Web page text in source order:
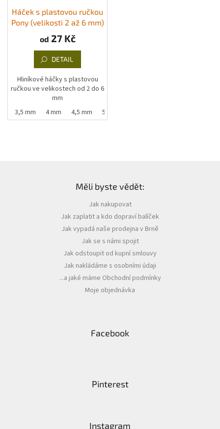
Háček s plastovou ručkou
Pony (velikosti 2 až 6 mm)
od 27 Kč
DETAIL
Hliníkové háčky s plastovou
ručkou ve velikostech od 2 do 6
mm
3,5 mm 4 mm 4,5 mm 5 mm
Měli byste vědět:
Jak nakupovat
Jak zaplatit a kdo dopraví balíček
Jak vypadá naše prodejna v Brně
Jak se s námi spojit
Jak odstoupit od kupní smlouvy
Jak nakládáme s osobními údaji
...a jaké máme Obchodní podmínky
Moje objednávka
Facebook
Pinterest
Instagram